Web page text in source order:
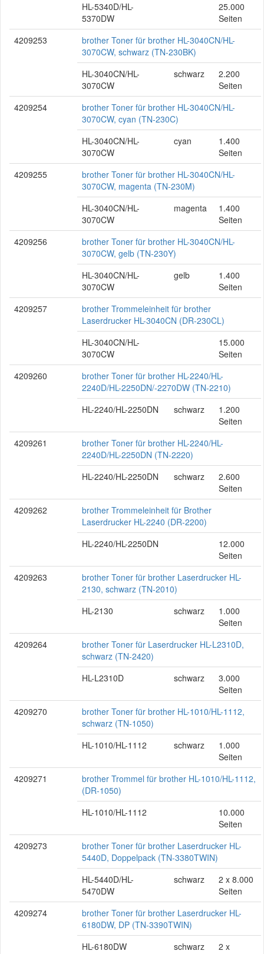
HL-5340D/HL-
5370DW
25.000
Seiten
4209253
brother Toner für brother HL-3040CN/HL-
3070CW, schwarz (TN-230BK)
HL-3040CN/HL-
3070CW
schwarz
2.200
Seiten
4209254
brother Toner für brother HL-3040CN/HL-
3070CW, cyan (TN-230C)
HL-3040CN/HL-
3070CW
cyan
1.400
Seiten
4209255
brother Toner für brother HL-3040CN/HL-
3070CW, magenta (TN-230M)
HL-3040CN/HL-
3070CW
magenta
1.400
Seiten
4209256
brother Toner für brother HL-3040CN/HL-
3070CW, gelb (TN-230Y)
HL-3040CN/HL-
3070CW
gelb
1.400
Seiten
4209257
brother Trommeleinheit für brother
Laserdrucker HL-3040CN (DR-230CL)
HL-3040CN/HL-
3070CW
15.000
Seiten
4209260
brother Toner für brother HL-2240/HL-
2240D/HL-2250DN/-2270DW (TN-2210)
HL-2240/HL-2250DN
schwarz
1.200
Seiten
4209261
brother Toner für brother HL-2240/HL-
2240D/HL-2250DN (TN-2220)
HL-2240/HL-2250DN
schwarz
2.600
Seiten
4209262
brother Trommeleinheit für Brother
Laserdrucker HL-2240 (DR-2200)
HL-2240/HL-2250DN
12.000
Seiten
4209263
brother Toner für brother Laserdrucker HL-
2130, schwarz (TN-2010)
HL-2130
schwarz
1.000
Seiten
4209264
brother Toner für Laserdrucker HL-L2310D,
schwarz (TN-2420)
HL-L2310D
schwarz
3.000
Seiten
4209270
brother Toner für brother HL-1010/HL-1112,
schwarz (TN-1050)
HL-1010/HL-1112
schwarz
1.000
Seiten
4209271
brother Trommel für brother HL-1010/HL-1112,
(DR-1050)
HL-1010/HL-1112
10.000
Seiten
4209273
brother Toner für brother Laserdrucker HL-
5440D, Doppelpack (TN-3380TWIN)
HL-5440D/HL-
5470DW
schwarz
2 x 8.000
Seiten
4209274
brother Toner für brother Laserdrucker HL-
6180DW, DP (TN-3390TWIN)
HL-6180DW
schwarz
2 x